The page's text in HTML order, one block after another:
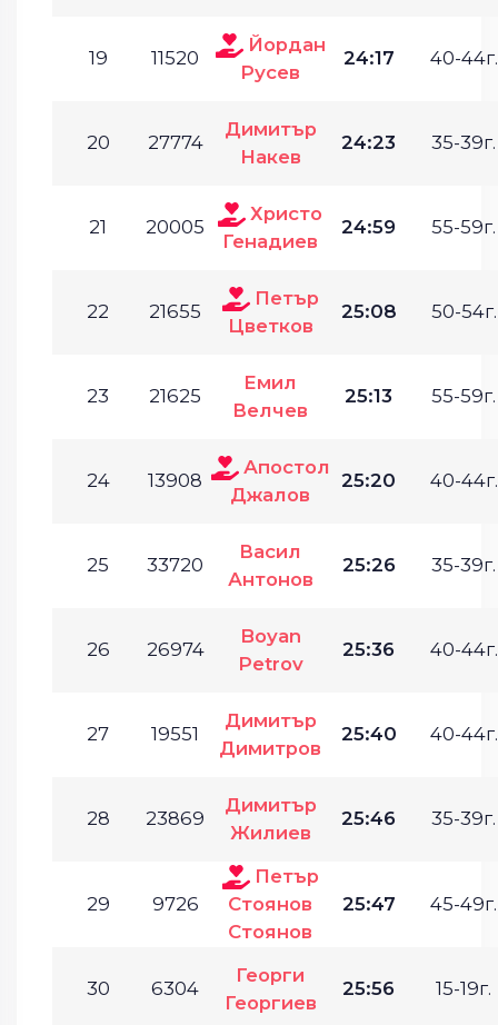
19 11520
Йордан
Русев
24:17 40-44г.
20 27774
Димитър
Накев
24:23 35-39г.
21 20005
Христо
Генадиев
24:59 55-59г.
22 21655
Петър
Цветков
25:08 50-54г.
23 21625
Емил
Велчев
25:13 55-59г.
24 13908
Апостол
Джалов
25:20 40-44г.
25 33720
Васил
Антонов
25:26 35-39г.
26 26974
Boyan
Petrov
25:36 40-44г.
27 19551
Димитър
Димитров
25:40 40-44г.
28 23869
Димитър
Жилиев
25:46 35-39г.
29 9726
Петър
Стоянов
Стоянов
25:47 45-49г.
30 6304
Георги
Георгиев
25:56 15-19г.